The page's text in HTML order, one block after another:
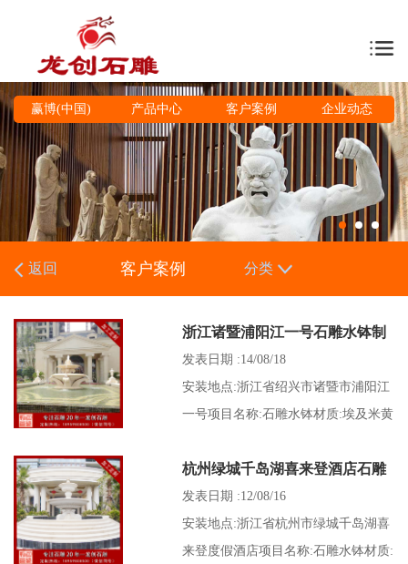
赢博(中国) 产品中心 客户案例 企业动态
返回 客户案例 分类
浙江诸暨浦阳江一号石雕水钵制
作安装
发表日期 :14/08/18
安装地点:浙江省绍兴市诸暨市浦阳江
一号项目名称:石雕水钵材质:埃及米黄
杭州绿城千岛湖喜来登酒店石雕
水钵制作安装
发表日期 :12/08/16
安装地点:浙江省杭州市绿城千岛湖喜
来登度假酒店项目名称:石雕水钵材质: